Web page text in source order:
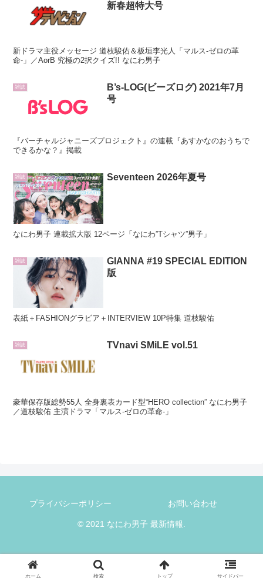
新春超特大号
新ドラマ主役メッセージ 道枝駿佑＆板垣李光人「マルス-ゼロの革
命-」／AorB 究極の2択クイズ!! なにわ男子
雑誌
B’s-LOG(ビーズログ) 2021年7月
号
『バーチャルジャニーズプロジェクト』の連載『あすかなのおうちで
できるかな？』掲載
雑誌 Seventeen 2026年夏号
なにわ男子 連載拡大版 12ページ「なにわ”Tシャツ”男子」
雑誌
GIANNA #19 SPECIAL EDITION
版
表紙＋FASHIONグラビア＋INTERVIEW 10P特集 道枝駿佑
雑誌 TVnavi SMiLE vol.51
豪華保存版総勢55人 全身裏表カード型“HERO collection” なにわ男子
／道枝駿佑 主演ドラマ「マルス-ゼロの革命-」
プライバシーポリシー お問い合わせ
© 2021 なにわ男子 最新情報.
ホーム 検索 トップ サイドバー